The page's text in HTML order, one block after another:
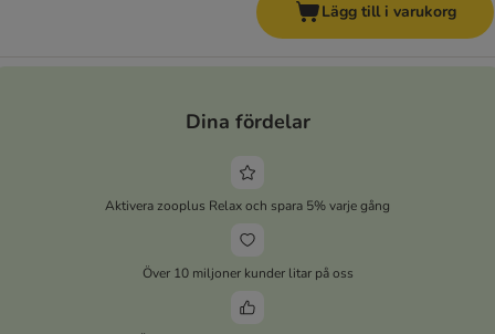
Lägg till i varukorg
Dina fördelar
Aktivera zooplus Relax och spara 5% varje gång
Över 10 miljoner kunder litar på oss